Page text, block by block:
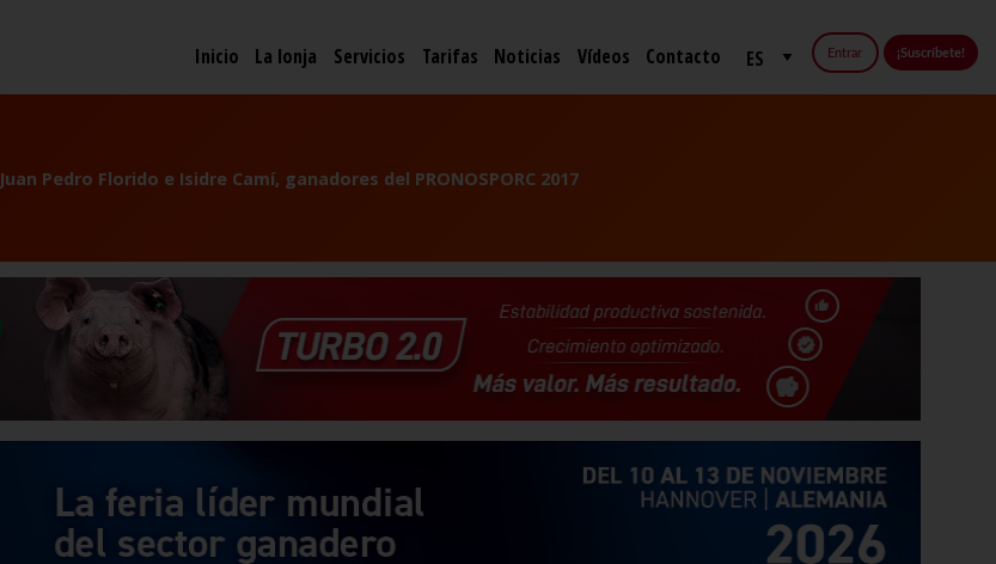
Entrar ¡Suscríbete!
Inicio La lonja Servicios Tarifas Noticias Vídeos Contacto
Juan Pedro Florido e Isidre Camí, ganadores del PRONOSPORC 2017